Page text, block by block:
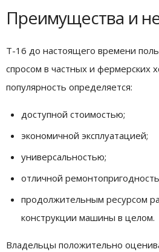
Преимущества и
Т-16 до настоящего времени
спросом в частных и фермерских
популярность определяется:
доступной стоимостью;
экономичной эксплуатацией;
универсальностью;
отличной
продолжительным ресурсом
конструкции машины в целом.
Владельцы положительно